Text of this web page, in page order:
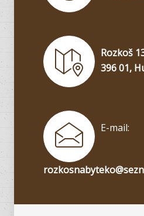
Rozkoš
396 01,
E-mail: